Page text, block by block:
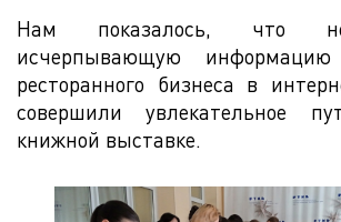
Нам показалось, что
исчерпывающую
ресторанного бизнеса в
совершили увлекательное
книжной выставке.